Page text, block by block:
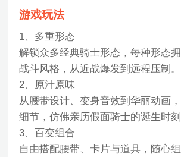
游戏玩法
1、多重形态
解锁众多经典骑士形态，每种形态
战斗风格，从近战爆发到远程压制。
2、原汁原味
从腰带设计、变身音效到华丽动画
细节，仿佛亲历假面骑士的诞生时刻
3、百变组合
自由搭配腰带、卡片与道具，随心